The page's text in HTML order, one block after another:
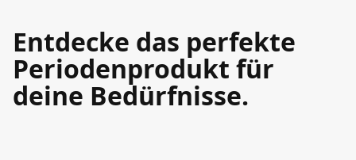
Entdecke das perfekte
Periodenprodukt für
deine Bedürfnisse.